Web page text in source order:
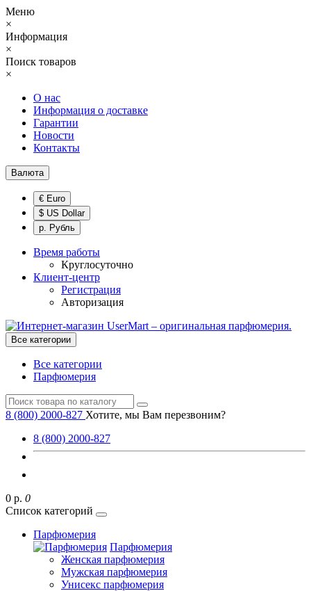
Меню
×
Информация
×
Поиск товаров
×
О нас
Информация о доставке
Гарантии
Новости
Контакты
Валюта
€ Euro
$ US Dollar
р. Рубль
Время работы
Круглосуточно
Клиент-центр
Регистрация
Авторизация
Все категории
Все категории
Парфюмерия
8 (800) 2000-827 Хотите, мы Вам перезвоним?
8 (800) 2000-827
0 р. 0
Список категорий
Парфюмерия
Парфюмерия
Женская парфюмерия
Мужская парфюмерия
Унисекс парфюмерия